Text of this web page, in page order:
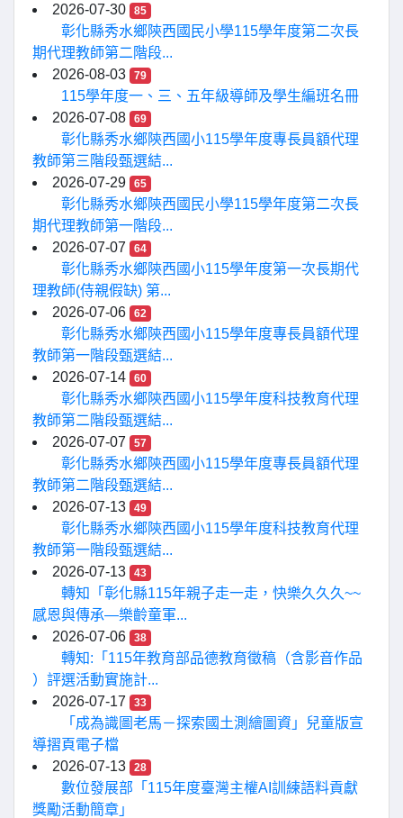
2026-07-30
85
彰化縣秀水鄉陝西國民小學115學年度第二次長
期代理教師第二階段...
2026-08-03
79
115學年度一、三、五年級導師及學生編班名冊
2026-07-08
69
彰化縣秀水鄉陝西國小115學年度專長員額代理
教師第三階段甄選結...
2026-07-29
65
彰化縣秀水鄉陝西國民小學115學年度第二次長
期代理教師第一階段...
2026-07-07
64
彰化縣秀水鄉陝西國小115學年度第一次長期代
理教師(侍親假缺) 第...
2026-07-06
62
彰化縣秀水鄉陝西國小115學年度專長員額代理
教師第一階段甄選結...
2026-07-14
60
彰化縣秀水鄉陝西國小115學年度科技教育代理
教師第二階段甄選結...
2026-07-07
57
彰化縣秀水鄉陝西國小115學年度專長員額代理
教師第二階段甄選結...
2026-07-13
49
彰化縣秀水鄉陝西國小115學年度科技教育代理
教師第一階段甄選結...
2026-07-13
43
轉知「彰化縣115年親子走一走，快樂久久久~~
感恩與傳承—樂齡童軍...
2026-07-06
38
轉知:「115年教育部品德教育徵稿（含影音作品
）評選活動實施計...
2026-07-17
33
「成為識圖老馬－探索國土測繪圖資」兒童版宣
導摺頁電子檔
2026-07-13
28
數位發展部「115年度臺灣主權AI訓練語料貢獻
獎勵活動簡章」